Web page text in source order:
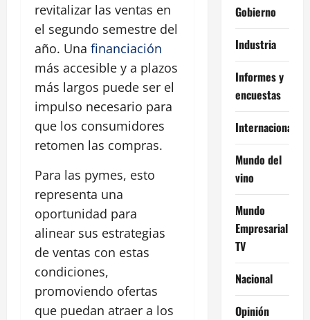
revitalizar las ventas en
el segundo semestre del
año. Una financiación
más accesible y a plazos
más largos puede ser el
impulso necesario para
que los consumidores
retomen las compras.
Para las pymes, esto
representa una
oportunidad para
alinear sus estrategias
de ventas con estas
condiciones,
promoviendo ofertas
que puedan atraer a los
Gobierno
Industria
Informes y
encuestas
Internacional
Mundo del
vino
Mundo
Empresarial
TV
Nacional
Opinión